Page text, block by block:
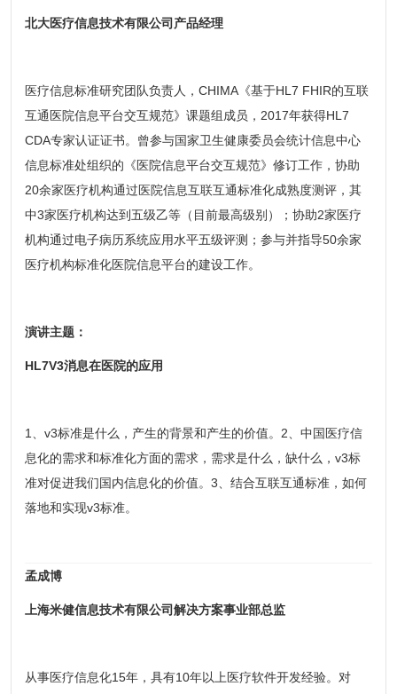
北大医疗信息技术有限公司产品经理
医疗信息标准研究团队负责人，CHIMA《基于HL7 FHIR的互联
互通医院信息平台交互规范》课题组成员，2017年获得HL7
CDA专家认证证书。曾参与国家卫生健康委员会统计信息中心
信息标准处组织的《医院信息平台交互规范》修订工作，协助
20余家医疗机构通过医院信息互联互通标准化成熟度测评，其
中3家医疗机构达到五级乙等（目前最高级别）；协助2家医疗
机构通过电子病历系统应用水平五级评测；参与并指导50余家
医疗机构标准化医院信息平台的建设工作。
演讲主题：
HL7V3消息在医院的应用
1、v3标准是什么，产生的背景和产生的价值。2、中国医疗信
息化的需求和标准化方面的需求，需求是什么，缺什么，v3标
准对促进我们国内信息化的价值。3、结合互联互通标准，如何
落地和实现v3标准。
孟成博
上海米健信息技术有限公司解决方案事业部总监
从事医疗信息化15年，具有10年以上医疗软件开发经验。对